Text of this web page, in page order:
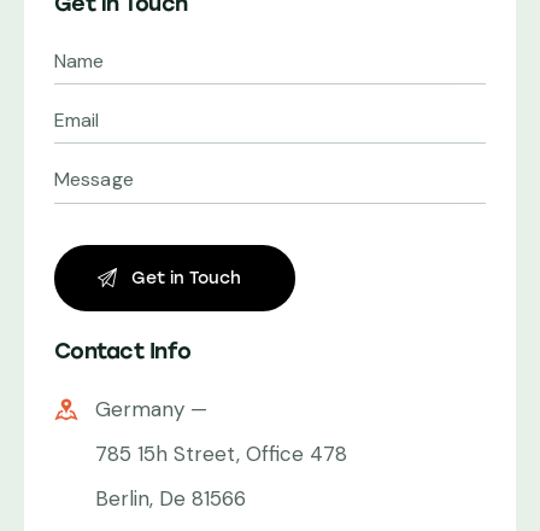
Contact Info
Germany —
785 15h Street, Office 478
Berlin, De 81566